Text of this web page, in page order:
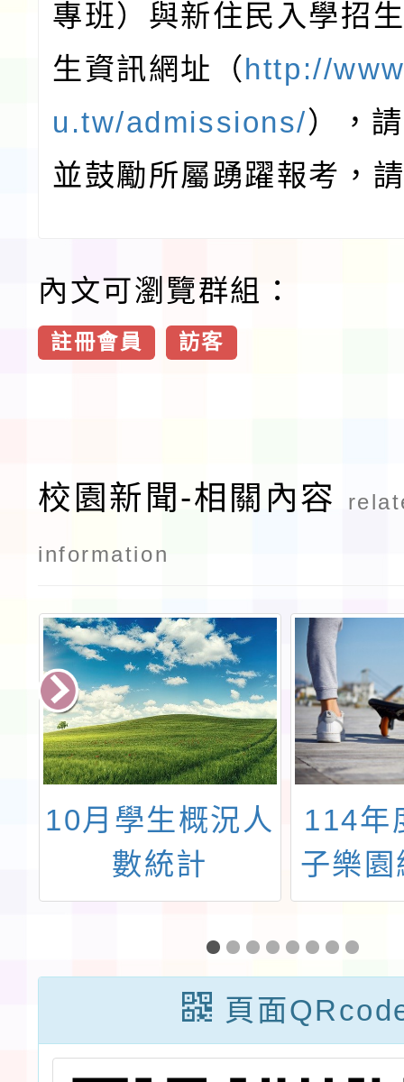
專班）與新住民入學招
生資訊網址（http://
u.tw/admissions/），
並鼓勵所屬踴躍報考，
內文可瀏覽群組：
註冊會員 訪客
校園新聞-相關內容
information
10月學生概況人
數統計
114年
子樂
競賽
選活
頁面